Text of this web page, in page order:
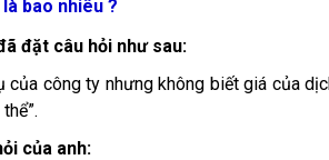
bao nhiêu ?
đặt câu hỏi như sau:
công ty nhưng không biết giá của
của anh: